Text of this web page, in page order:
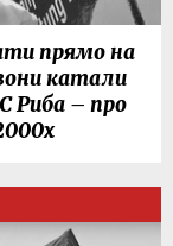
прямо на
катали
Риба – про